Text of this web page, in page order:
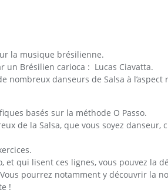
la musique brésilienne.
un Brésilien carioca : Lucas Ciavatta.
nombreux danseurs de Salsa à
basés sur la méthode O Passo.
de la Salsa, que vous soyez danseur,
et qui lisent ces lignes, vous pouvez la
pourrez notamment y découvrir la
!